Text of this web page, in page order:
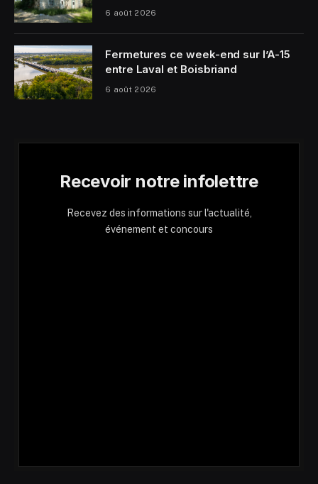
6 août 2026
Fermetures ce week-end sur l’A-15
entre Laval et Boisbriand
6 août 2026
Recevoir notre infolettre
Recevez des informations sur l'actualité,
événement et concours